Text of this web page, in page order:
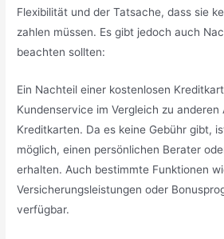
Flexibilität und der Tatsache, dass sie
zahlen müssen. Es gibt jedoch auch
beachten sollten:
Ein Nachteil einer kostenlosen
Kundenservice im Vergleich zu anderen
Kreditkarten. Da es keine Gebühr gibt,
möglich, einen persönlichen Berater
erhalten. Auch bestimmte Funktionen
Versicherungsleistungen oder
verfügbar.